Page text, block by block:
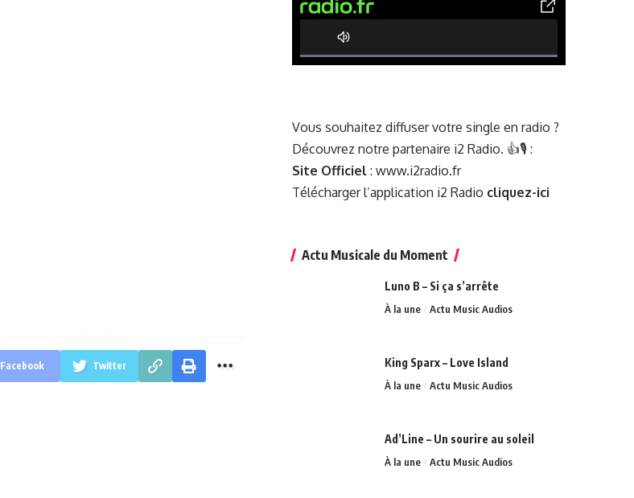
Facebook Twitter
0% Complete
Vous souhaitez diffuser votre single en radio ?
Découvrez notre partenaire i2 Radio. 👍🎙️ :
Site Officiel: www.i2radio.fr
Télécharger l’application i2 Radio cliquez-ici
Actu Musicale du Moment
Luno B – Si ça s’arrête
À la une Actu Music Audios
King Sparx – Love Island
À la une Actu Music Audios
Ad’Line – Un sourire au soleil
À la une Actu Music Audios